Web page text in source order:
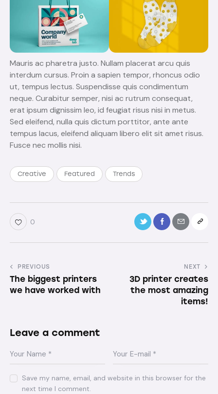
Mauris ac pharetra justo. Nullam placerat arcu quis
interdum cursus. Proin a sapien tempor, rhoncus odio
ut, tempus lectus. Suspendisse quis condimentum
neque. Curabitur semper, nisi ac rutrum consequat,
erat ipsum dignissim leo, id feugiat risus nisi in metus.
Sed eleifend, nulla quis dictum porttitor, ante ante
tempus lacus, eleifend aliquam libero elit sit amet risus.
Fusce nec mollis nisi.
Creative Featured Trends
0
PREVIOUS
The biggest printers
we have worked with
NEXT
3D printer creates
the most amazing
items!
Leave a comment
Save my name, email, and website in this browser for the
next time I comment.